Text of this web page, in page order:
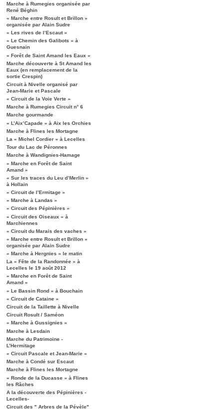
Marche à Rumegies organisée par
René Béghin
« Marche entre Rosult et Brillon »
organisée par Alain Sudre
« Les rives de l’Escaut »
« Le Chemin des Galibots » à
Guesnain
« Forêt de Saint Amand les Eaux »
Marche découverte à St Amand les
Eaux (en remplacement de la
sortie Crespin)
Circuit à Nivelle organisé par
Jean-Marie et Pascale
« Circuit de la Voie Verte »
Marche à Rumegies Circuit n° 6
Marche gourmande
« L’Aix’Capade » à Aix les Orchies
Marche à Flines les Mortagne
La « Michel Cordier » à Lecelles
Tour du Lac de Péronnes
Marche à Wandignies-Hamage
« Marche en Forêt de Saint
Amand »
« Sur les traces du Leu d’Merlin »
à Hollain
« Circuit de l’Ermitage »
« Marche à Landas »
« Circuit des Pépinières »
« Circuit des Oiseaux » à
Marchiennes
« Circuit du Marais des vaches »
« Marche entre Rosult et Brillon »
organisée par Alain Sudre
« Marche à Hergnies » le matin
La « Fête de la Randonnée » à
Lecelles le 19 août 2012
« Marche en Forêt de Saint
Amand »
« Le Bassin Rond » à Bouchain
« Circuit de Cataine »
Circuit de la Taillette à Nivelle
Circuit Rosult / Saméon
« Marche à Gussignies »
Marche à Lesdain
Marche du Patrimoine -
L’Hermitage
« Circuit Pascale et Jean-Marie »
Marche à Condé sur Escaut
Marche à Flines les Mortagne
« Ronde de la Ducasse » à Flines
les Râches
A la découverte des Pépinières -
Lecelles-
Circuit des " Arbres de la Pévèle"